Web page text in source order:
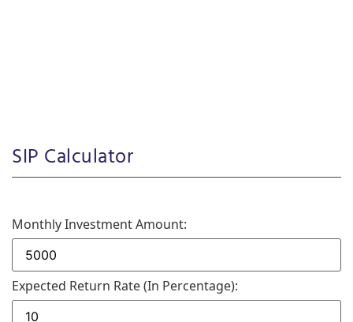
SIP Calculator
Monthly Investment Amount:
Expected Return Rate (in Percentage):